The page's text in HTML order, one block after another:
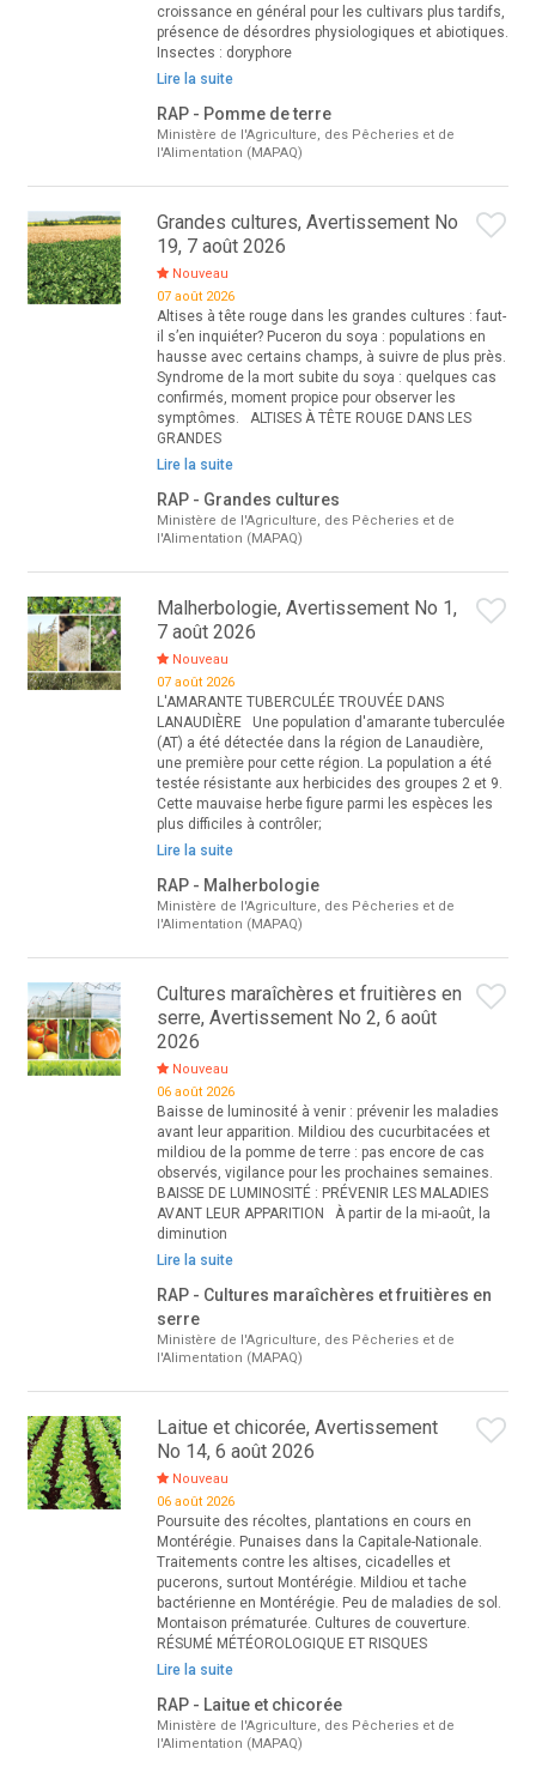
croissance en général pour les cultivars plus tardifs,
présence de désordres physiologiques et abiotiques.
Insectes : doryphore
Lire la suite
RAP - Pomme de terre
Ministère de l'Agriculture, des Pêcheries et de
l'Alimentation (MAPAQ)
Grandes cultures, Avertissement No
19, 7 août 2026
Nouveau
07 août 2026
Altises à tête rouge dans les grandes cultures : faut-
il s’en inquiéter? Puceron du soya : populations en
hausse avec certains champs, à suivre de plus près.
Syndrome de la mort subite du soya : quelques cas
confirmés, moment propice pour observer les
symptômes. ALTISES À TÊTE ROUGE DANS LES
GRANDES
Lire la suite
RAP - Grandes cultures
Ministère de l'Agriculture, des Pêcheries et de
l'Alimentation (MAPAQ)
Malherbologie, Avertissement No 1,
7 août 2026
Nouveau
07 août 2026
L'AMARANTE TUBERCULÉE TROUVÉE DANS
LANAUDIÈRE Une population d'amarante tuberculée
(AT) a été détectée dans la région de Lanaudière,
une première pour cette région. La population a été
testée résistante aux herbicides des groupes 2 et 9.
Cette mauvaise herbe figure parmi les espèces les
plus difficiles à contrôler;
Lire la suite
RAP - Malherbologie
Ministère de l'Agriculture, des Pêcheries et de
l'Alimentation (MAPAQ)
Cultures maraîchères et fruitières en
serre, Avertissement No 2, 6 août
2026
Nouveau
06 août 2026
Baisse de luminosité à venir : prévenir les maladies
avant leur apparition. Mildiou des cucurbitacées et
mildiou de la pomme de terre : pas encore de cas
observés, vigilance pour les prochaines semaines.
BAISSE DE LUMINOSITÉ : PRÉVENIR LES MALADIES
AVANT LEUR APPARITION À partir de la mi-août, la
diminution
Lire la suite
RAP - Cultures maraîchères et fruitières en
serre
Ministère de l'Agriculture, des Pêcheries et de
l'Alimentation (MAPAQ)
Laitue et chicorée, Avertissement
No 14, 6 août 2026
Nouveau
06 août 2026
Poursuite des récoltes, plantations en cours en
Montérégie. Punaises dans la Capitale-Nationale.
Traitements contre les altises, cicadelles et
pucerons, surtout Montérégie. Mildiou et tache
bactérienne en Montérégie. Peu de maladies de sol.
Montaison prématurée. Cultures de couverture.
RÉSUMÉ MÉTÉOROLOGIQUE ET RISQUES
Lire la suite
RAP - Laitue et chicorée
Ministère de l'Agriculture, des Pêcheries et de
l'Alimentation (MAPAQ)